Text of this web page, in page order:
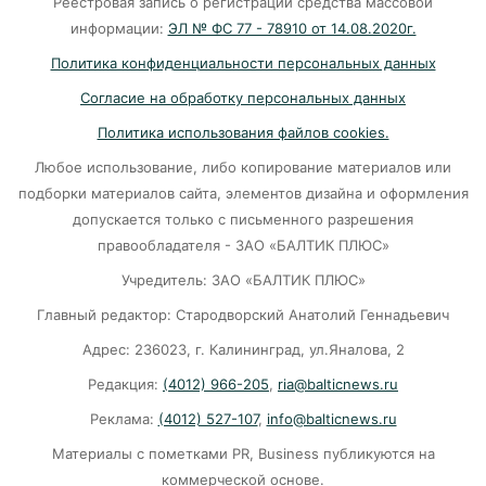
07-08-2026
Убийцу участника СВО в Балтийске посадили
В Калининграде «КамАЗ» сбил скутериста
07-08-2026
Губернатор объяснил, откуда берутся пустые
колонки на заправках в Калининграде
06-08-2026
«Губернатор против ям»: Беспрозванных
требует перекроить график ремонта дорог
информации: ЭЛ № ФС 77 - 78910 от 14.08.2020г.
Политика конфиденциальности персональных данных
Согласие на обработку персональных данных
Политика использования файлов cookies.
Любое использование, либо копирование материалов или
подборки материалов сайта, элементов дизайна и оформления
допускается только с письменного разрешения
правообладателя - ЗАО «БАЛТИК ПЛЮС»
Учредитель: ЗАО «БАЛТИК ПЛЮС»
Главный редактор: Стародворский Анатолий Геннадьевич
Адрес: 236023, г. Калининград, ул.Яналова, 2
Редакция: (4012) 966-205, ria@balticnews.ru
Реклама: (4012) 527-107, info@balticnews.ru
Материалы с пометками PR, Business публикуются на
коммерческой основе.